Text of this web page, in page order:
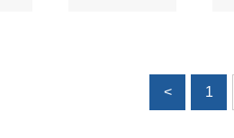
< 1